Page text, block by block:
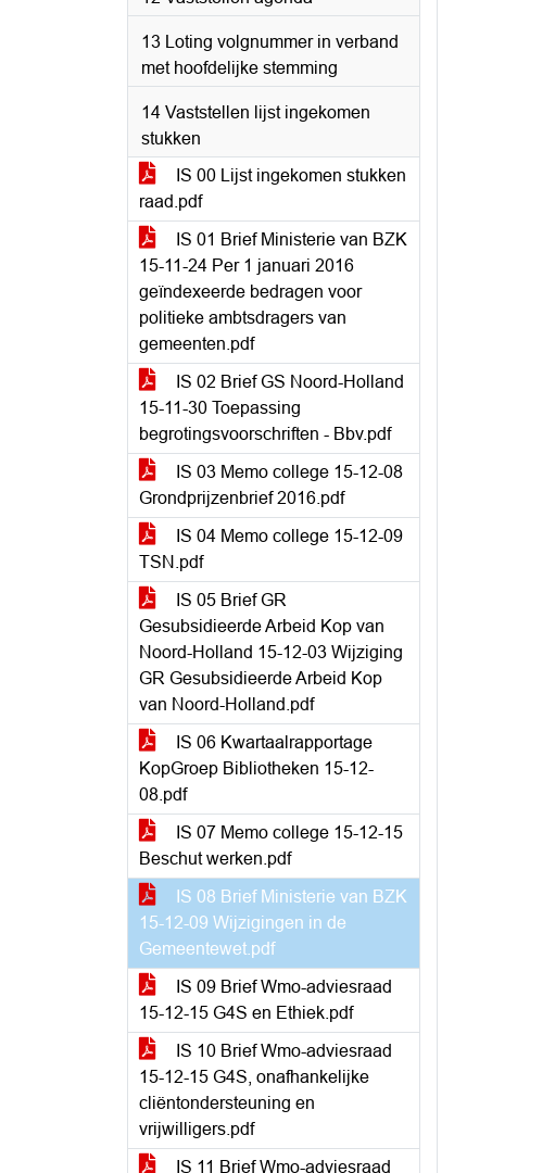
13 Loting volgnummer in verband
met hoofdelijke stemming
14 Vaststellen lijst ingekomen
stukken
IS 00 Lijst ingekomen stukken
raad.pdf
IS 01 Brief Ministerie van BZK
15-11-24 Per 1 januari 2016
geïndexeerde bedragen voor
politieke ambtsdragers van
gemeenten.pdf
IS 02 Brief GS Noord-Holland
15-11-30 Toepassing
begrotingsvoorschriften - Bbv.pdf
IS 03 Memo college 15-12-08
Grondprijzenbrief 2016.pdf
IS 04 Memo college 15-12-09
TSN.pdf
IS 05 Brief GR
Gesubsidieerde Arbeid Kop van
Noord-Holland 15-12-03 Wijziging
GR Gesubsidieerde Arbeid Kop
van Noord-Holland.pdf
IS 06 Kwartaalrapportage
KopGroep Bibliotheken 15-12-
08.pdf
IS 07 Memo college 15-12-15
Beschut werken.pdf
IS 08 Brief Ministerie van BZK
15-12-09 Wijzigingen in de
Gemeentewet.pdf
IS 09 Brief Wmo-adviesraad
15-12-15 G4S en Ethiek.pdf
IS 10 Brief Wmo-adviesraad
15-12-15 G4S, onafhankelijke
cliëntondersteuning en
vrijwilligers.pdf
IS 11 Brief Wmo-adviesraad